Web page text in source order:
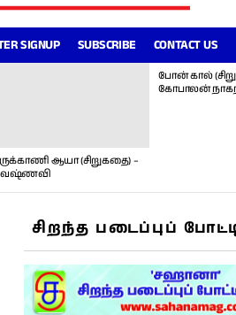
SIGNUP SUBSCRIBE CONTACT US
ஆயா (சிறுகதை) –
போன் கால்
கோபாலன்
சிறந்த படைப்புப்